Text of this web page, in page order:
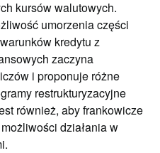
kursów walutowych.
umorzenia części
kredytu z
zaczyna
i proponuje różne
restrukturyzacyjne
również, aby frankowicze
działania w